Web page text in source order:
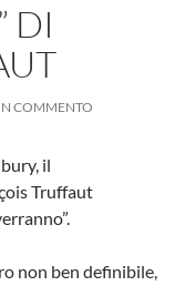
DI
COMMENTO
il
Truffaut
non ben definibile,